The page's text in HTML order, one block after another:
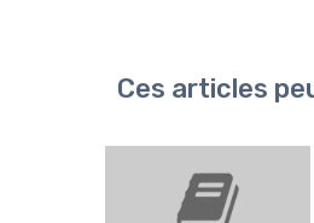
Ces articles